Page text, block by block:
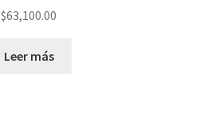
$63,100.00
Leer más